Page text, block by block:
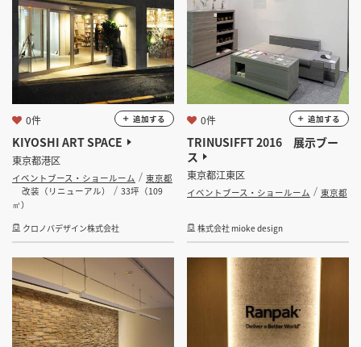
KIYOSHI ART SPACE
東京都港区
イベントブース・ショールーム
東京都
改装（リニューアル）
33坪（109
㎡）
クロノバデザイン株式会社
0件 追加する
TRINUSIFFT 2016 展示ブー
ス
東京都江東区
イベントブース・ショールーム 東京都
株式会社 mioke design
0件 追加する